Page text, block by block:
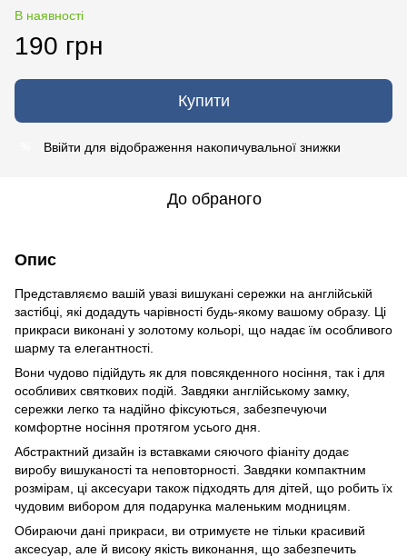
В наявності
190 грн
Купити
Ввійти для відображення накопичувальної знижки
До обраного
Опис
Представляємо вашій увазі вишукані сережки на англійській
застібці, які додадуть чарівності будь-якому вашому образу. Ці
прикраси виконані у золотому кольорі, що надає їм особливого
шарму та елегантності.
Вони чудово підійдуть як для повсякденного носіння, так і для
особливих святкових подій. Завдяки англійському замку,
сережки легко та надійно фіксуються, забезпечуючи
комфортне носіння протягом усього дня.
Абстрактний дизайн із вставками сяючого фіаніту додає
виробу вишуканості та неповторності. Завдяки компактним
розмірам, ці аксесуари також підходять для дітей, що робить їх
чудовим вибором для подарунка маленьким модницям.
Обираючи дані прикраси, ви отримуєте не тільки красивий
аксесуар, але й високу якість виконання, що забезпечить